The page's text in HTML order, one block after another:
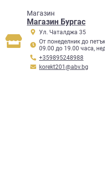
Mагазин
Магазин Бургас
Ул. Чаталджа 35
От понеделник до
09.00 до 19.00 часа,
+359895248988
korekt201@abv.bg